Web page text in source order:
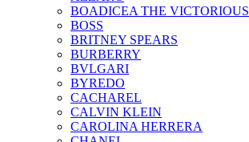
BOADICEA THE VICTORIOUS
BOSS
BRITNEY SPEARS
BURBERRY
BVLGARI
BYREDO
CACHAREL
CALVIN KLEIN
CAROLINA HERRERA